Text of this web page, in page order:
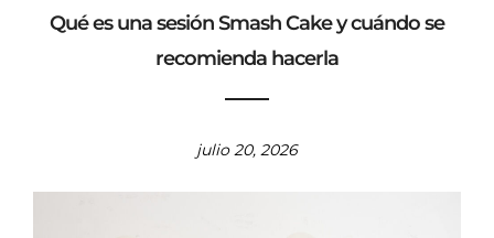
Qué es una sesión Smash Cake y cuándo se
recomienda hacerla
julio 20, 2026